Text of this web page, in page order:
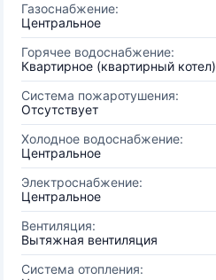
Газоснабжение:
Центральное
Горячее водоснабжение:
Квартирное (квартирный котел)
Система пожаротушения:
Отсутствует
Холодное водоснабжение:
Центральное
Электроснабжение:
Центральное
Вентиляция:
Вытяжная вентиляция
Система отопления: